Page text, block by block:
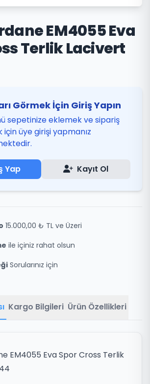
EM4055 Eva
Terlik Lacivert
Görmek İçin Giriş Yapın
sepetinize eklemek ve sipariş
üye girişi yapmanız
Yap Kayıt Ol
15.000,00 ₺ TL ve Üzeri
ile içiniz rahat olsun
Sorularınız için
Kargo Bilgileri Ürün Özellikleri
EM4055 Eva Spor Cross Terlik